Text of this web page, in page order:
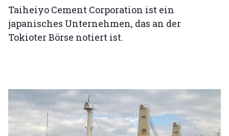
Taiheiyo Cement Corporation ist ein
japanisches Unternehmen, das an der
Tokioter Börse notiert ist.